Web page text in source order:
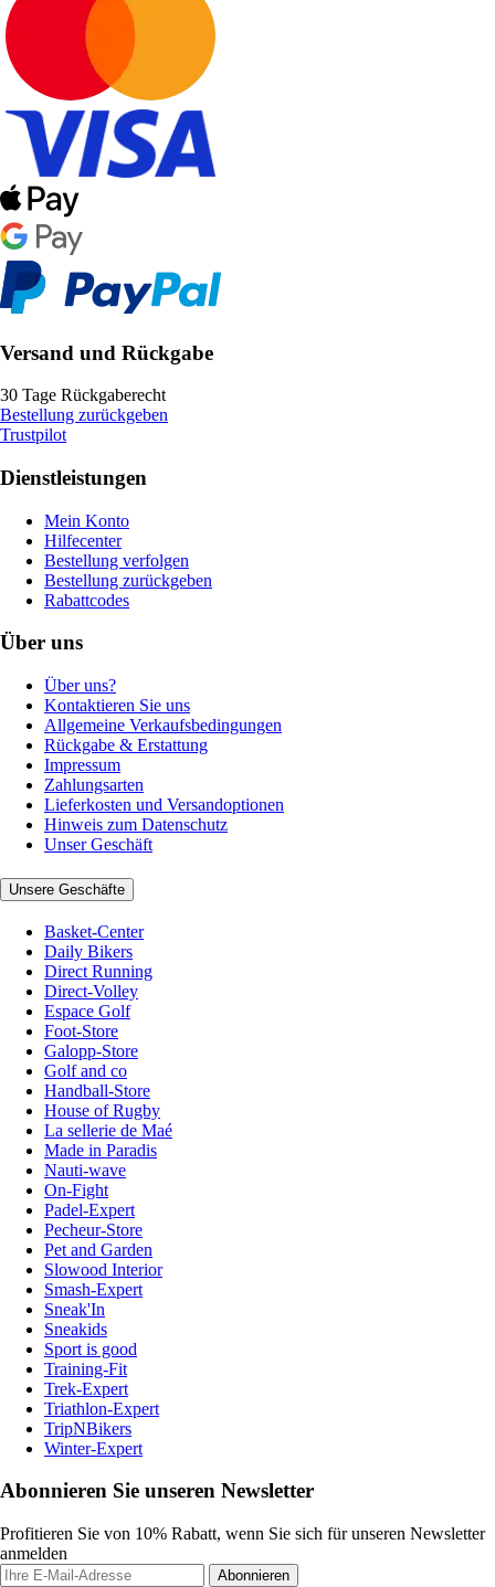
Versand und Rückgabe
30 Tage Rückgaberecht
Bestellung zurückgeben
Trustpilot
Dienstleistungen
Mein Konto
Hilfecenter
Bestellung verfolgen
Bestellung zurückgeben
Rabattcodes
Über uns
Über uns?
Kontaktieren Sie uns
Allgemeine Verkaufsbedingungen
Rückgabe & Erstattung
Impressum
Zahlungsarten
Lieferkosten und Versandoptionen
Hinweis zum Datenschutz
Unser Geschäft
Unsere Geschäfte
Basket-Center
Daily Bikers
Direct Running
Direct-Volley
Espace Golf
Foot-Store
Galopp-Store
Golf and co
Handball-Store
House of Rugby
La sellerie de Maé
Made in Paradis
Nauti-wave
On-Fight
Padel-Expert
Pecheur-Store
Pet and Garden
Slowood Interior
Smash-Expert
Sneak'In
Sneakids
Sport is good
Training-Fit
Trek-Expert
Triathlon-Expert
TripNBikers
Winter-Expert
Abonnieren Sie unseren Newsletter
Profitieren Sie von 10% Rabatt, wenn Sie sich für unseren Newsletter
anmelden
Abonnieren